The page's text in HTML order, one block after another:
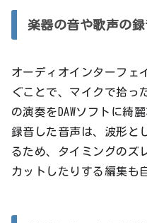
楽器の音や歌声の
オーディオインターフェ
ぐことで、マイクで拾っ
の演奏をDAWソフトに綺
録音した音声は、波形と
るため、タイミングのズ
カットしたりする編集も